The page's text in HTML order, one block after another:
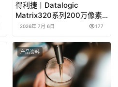
得利捷丨Datalogic
Matrix320系列200万像素
固定式工业扫描器产品彩页
2026年 7月 6日 177
产品资料